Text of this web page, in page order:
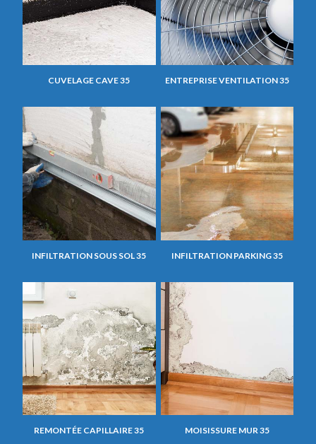
CUVELAGE CAVE 35 ENTREPRISE VENTILATION 35
INFILTRATION SOUS SOL 35 INFILTRATION PARKING 35
REMONTÉE CAPILLAIRE 35 MOISISSURE MUR 35